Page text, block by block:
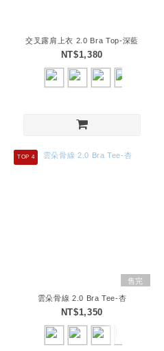
交叉露肩上衣 2.0 Bra Top-深藍
NT$1,380
TOP 4
售完
雲朵骨線 2.0 Bra Tee-杏
NT$1,350